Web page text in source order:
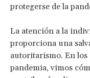
protegerse de la
La atención a la
proporciona una
autoritarismo. En los
pandemia, vimos